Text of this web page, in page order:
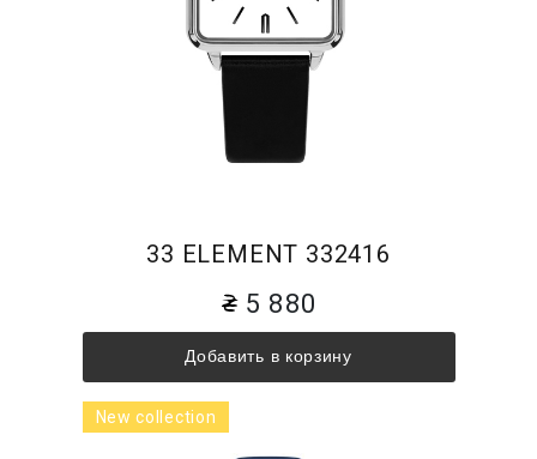
33 ELEMENT 332416
5 880
Добавить в корзину
New collection